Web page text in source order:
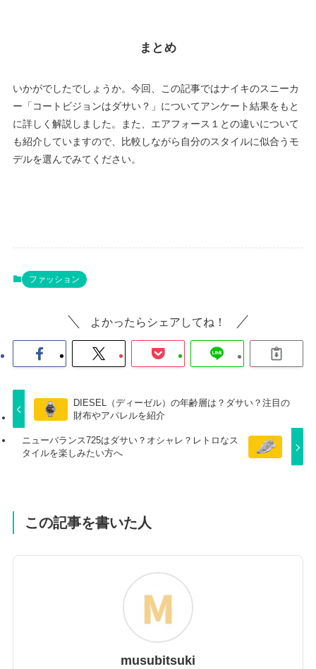
まとめ
いかがでしたでしょうか。今回、この記事ではナイキのスニーカ
ー「コートビジョンはダサい？」についてアンケート結果をもと
に詳しく解説しました。また、エアフォース１との違いについて
も紹介していますので、比較しながら自分のスタイルに似合うモ
デルを選んでみてください。
ファッション
よかったらシェアしてね！
DIESEL（ディーゼル）の年齢層は？ダサい？注目の
財布やアパレルを紹介
ニューバランス725はダサい？オシャレ？レトロなス
タイルを楽しみたい方へ
この記事を書いた人
musubitsuki